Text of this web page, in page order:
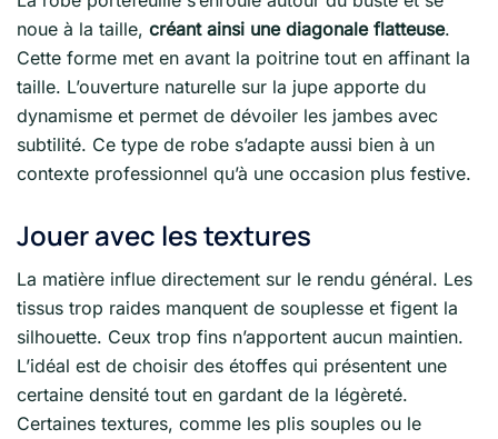
noue à la taille, créant ainsi une diagonale flatteuse.
Cette forme met en avant la poitrine tout en affinant la
taille. L’ouverture naturelle sur la jupe apporte du
dynamisme et permet de dévoiler les jambes avec
subtilité. Ce type de robe s’adapte aussi bien à un
contexte professionnel qu’à une occasion plus festive.
Jouer avec les textures
La matière influe directement sur le rendu général. Les
tissus trop raides manquent de souplesse et figent la
silhouette. Ceux trop fins n’apportent aucun maintien.
L’idéal est de choisir des étoffes qui présentent une
certaine densité tout en gardant de la légèreté.
Certaines textures, comme les plis souples ou le